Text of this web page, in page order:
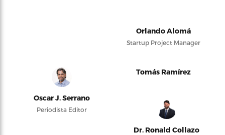
Orlando Alomá
Startup Project Manager
Oscar J. Serrano
Periodista Editor
Tomás Ramírez
Dr. Ronald Collazo